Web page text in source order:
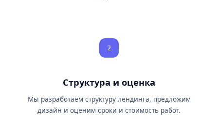
2
Структура и оценка
Мы разработаем структуру лендинга, предложим
дизайн и оценим сроки и стоимость работ.